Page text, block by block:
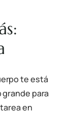
te está
grande para
en